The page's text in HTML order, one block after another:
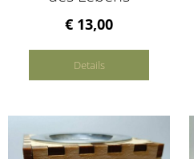
€ 13,00
Details